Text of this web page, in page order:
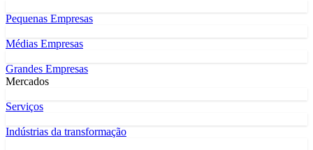
Pequenas Empresas
Médias Empresas
Grandes Empresas
Mercados
Serviços
Indústrias da transformação